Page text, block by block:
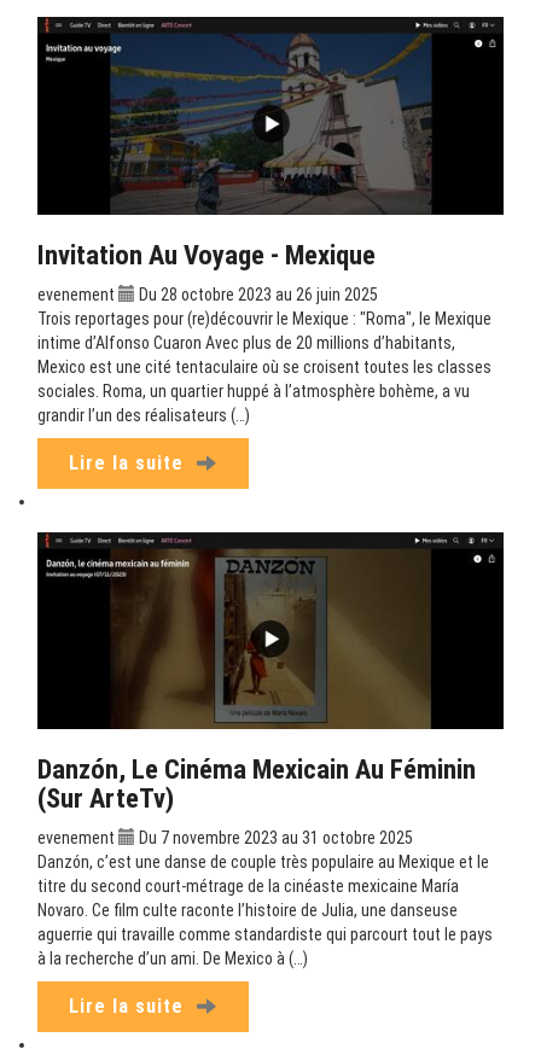
Invitation Au Voyage - Mexique
evenement
Du 28 octobre 2023 au 26 juin 2025
Trois reportages pour (re)découvrir le Mexique : "Roma", le Mexique
intime d’Alfonso Cuaron Avec plus de 20 millions d’habitants,
Mexico est une cité tentaculaire où se croisent toutes les classes
sociales. Roma, un quartier huppé à l’atmosphère bohème, a vu
grandir l’un des réalisateurs (…)
Lire la suite
Danzón, Le Cinéma Mexicain Au Féminin
(sur ArteTv)
evenement
Du 7 novembre 2023 au 31 octobre 2025
Danzón, c’est une danse de couple très populaire au Mexique et le
titre du second court-métrage de la cinéaste mexicaine María
Novaro. Ce film culte raconte l’histoire de Julia, une danseuse
aguerrie qui travaille comme standardiste qui parcourt tout le pays
à la recherche d’un ami. De Mexico à (…)
Lire la suite